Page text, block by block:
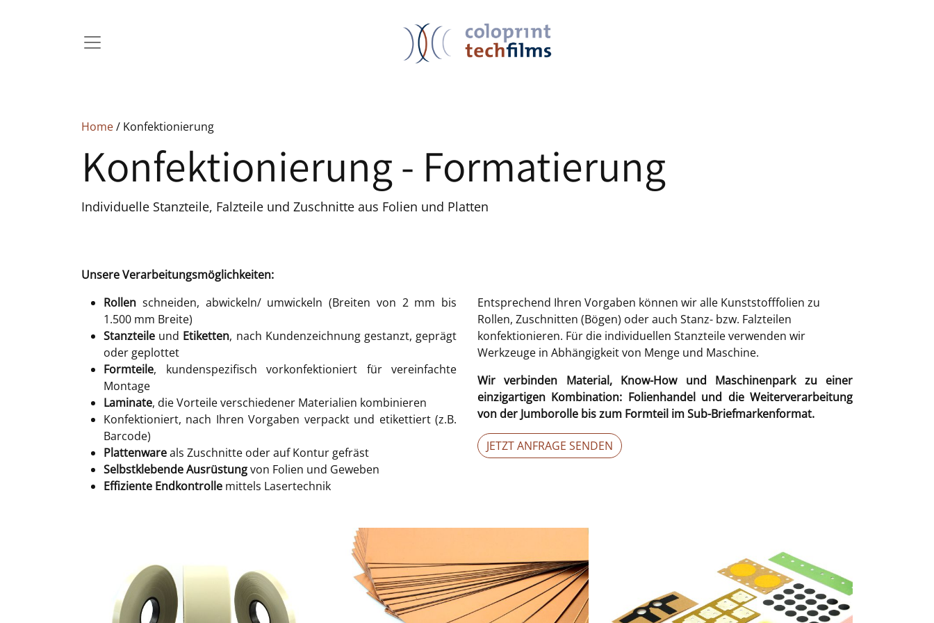
Home/ Konfektionierung
Konfektionierung - Formatierung
Individuelle Stanzteile, Falzteile und Zuschnitte aus Folien und Platten
Unsere Verarbeitungsmöglichkeiten:
Rollen schneiden, abwickeln/ umwickeln (Breiten von 2 mm bis
1.500 mm Breite)
Stanzteile und Etiketten, nach Kundenzeichnung gestanzt, geprägt
oder geplottet
Formteile, kundenspezifisch vorkonfektioniert für vereinfachte
Montage
Laminate, die Vorteile verschiedener Materialien kombinieren
Konfektioniert, nach Ihren Vorgaben verpackt und etikettiert (z.B.
Barcode)
Plattenwareals Zuschnitte oder auf Kontur gefräst
Selbstklebende Ausrüstungvon Folien und Geweben
Effiziente Endkontrolle mittels Lasertechnik
Entsprechend Ihren Vorgaben können wir alle Kunststofffolien zu
Rollen, Zuschnitten (Bögen) oder auch Stanz- bzw. Falzteilen
konfektionieren. Für die individuellen Stanzteile verwenden wir
Werkzeuge in Abhängigkeit von Menge und Maschine.
Wir verbinden Material, Know-How und Maschinenpark zu einer
einzigartigen Kombination: Folienhandel und die Weiterverarbeitung
von der Jumborolle bis zum Formteil im Sub-Briefmarkenformat.
JETZT ANFRAGE SENDEN